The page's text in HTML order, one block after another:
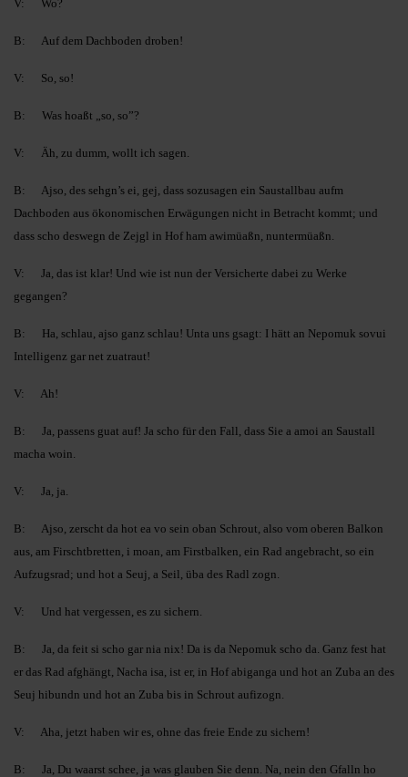
V: Wo?
B: Auf dem Dachboden droben!
V: So, so!
B: Was hoaßt „so, so”?
V: Äh, zu dumm, wollt ich sagen.
B: Ajso, des sehgn’s ei, gej, dass sozusagen ein Saustallbau aufm
Dachboden aus ökonomischen Erwägungen nicht in Betracht kommt; und
dass scho deswegn de Zejgl in Hof ham awimüaßn, nuntermüaßn.
V: Ja, das ist klar! Und wie ist nun der Versicherte dabei zu Werke
gegangen?
B: Ha, schlau, ajso ganz schlau! Unta uns gsagt: I hätt an Nepomuk sovui
Intelligenz gar net zuatraut!
V: Ah!
B: Ja, passens guat auf! Ja scho für den Fall, dass Sie a amoi an Saustall
macha woin.
V: Ja, ja.
B: Ajso, zerscht da hot ea vo sein oban Schrout, also vom oberen Balkon
aus, am Firschtbretten, i moan, am Firstbalken, ein Rad angebracht, so ein
Aufzugsrad; und hot a Seuj, a Seil, üba des Radl zogn.
V: Und hat vergessen, es zu sichern.
B: Ja, da feit si scho gar nia nix! Da is da Nepomuk scho da. Ganz fest hat
er das Rad afghängt, Nacha isa, ist er, in Hof abiganga und hot an Zuba an des
Seuj hibundn und hot an Zuba bis in Schrout aufizogn.
V: Aha, jetzt haben wir es, ohne das freie Ende zu sichern!
B: Ja, Du waarst schee, ja was glauben Sie denn. Na, nein den Gfalln ho